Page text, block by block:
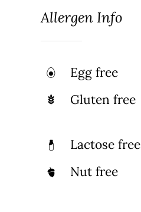
Allergen Info
Egg free
Gluten free
Lactose free
Nut free